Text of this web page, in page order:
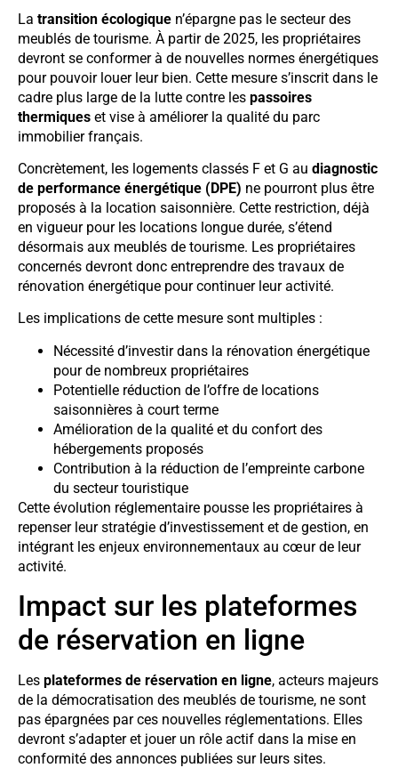
La transition écologique n’épargne pas le secteur des
meublés de tourisme. À partir de 2025, les propriétaires
devront se conformer à de nouvelles normes énergétiques
pour pouvoir louer leur bien. Cette mesure s’inscrit dans le
cadre plus large de la lutte contre les passoires
thermiques et vise à améliorer la qualité du parc
immobilier français.
Concrètement, les logements classés F et G au diagnostic
de performance énergétique (DPE) ne pourront plus être
proposés à la location saisonnière. Cette restriction, déjà
en vigueur pour les locations longue durée, s’étend
désormais aux meublés de tourisme. Les propriétaires
concernés devront donc entreprendre des travaux de
rénovation énergétique pour continuer leur activité.
Les implications de cette mesure sont multiples :
Nécessité d’investir dans la rénovation énergétique
pour de nombreux propriétaires
Potentielle réduction de l’offre de locations
saisonnières à court terme
Amélioration de la qualité et du confort des
hébergements proposés
Contribution à la réduction de l’empreinte carbone
du secteur touristique
Cette évolution réglementaire pousse les propriétaires à
repenser leur stratégie d’investissement et de gestion, en
intégrant les enjeux environnementaux au cœur de leur
activité.
Impact sur les plateformes
de réservation en ligne
Les plateformes de réservation en ligne, acteurs majeurs
de la démocratisation des meublés de tourisme, ne sont
pas épargnées par ces nouvelles réglementations. Elles
devront s’adapter et jouer un rôle actif dans la mise en
conformité des annonces publiées sur leurs sites.